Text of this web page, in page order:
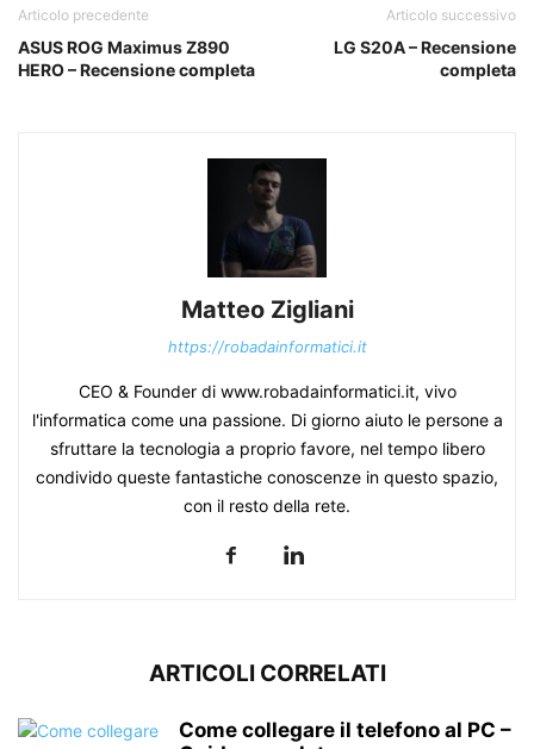
Articolo precedente
ASUS ROG Maximus Z890
HERO – Recensione completa
Articolo successivo
LG S20A – Recensione
completa
Matteo Zigliani
https://robadainformatici.it
CEO & Founder di www.robadainformatici.it, vivo
l'informatica come una passione. Di giorno aiuto le persone a
sfruttare la tecnologia a proprio favore, nel tempo libero
condivido queste fantastiche conoscenze in questo spazio,
con il resto della rete.
ARTICOLI CORRELATI
Come collegare il telefono al PC –